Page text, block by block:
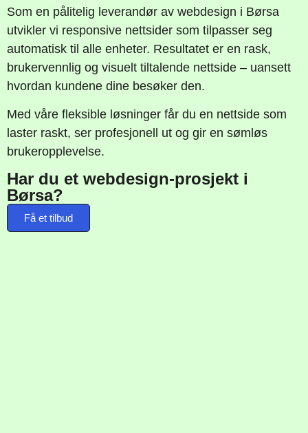
Som en pålitelig leverandør av webdesign i Børsa
utvikler vi responsive nettsider som tilpasser seg
automatisk til alle enheter. Resultatet er en rask,
brukervennlig og visuelt tiltalende nettside – uansett
hvordan kundene dine besøker den.
Med våre fleksible løsninger får du en nettside som
laster raskt, ser profesjonell ut og gir en sømløs
brukeropplevelse.
Har du et webdesign-prosjekt i
Børsa?
Få et tilbud